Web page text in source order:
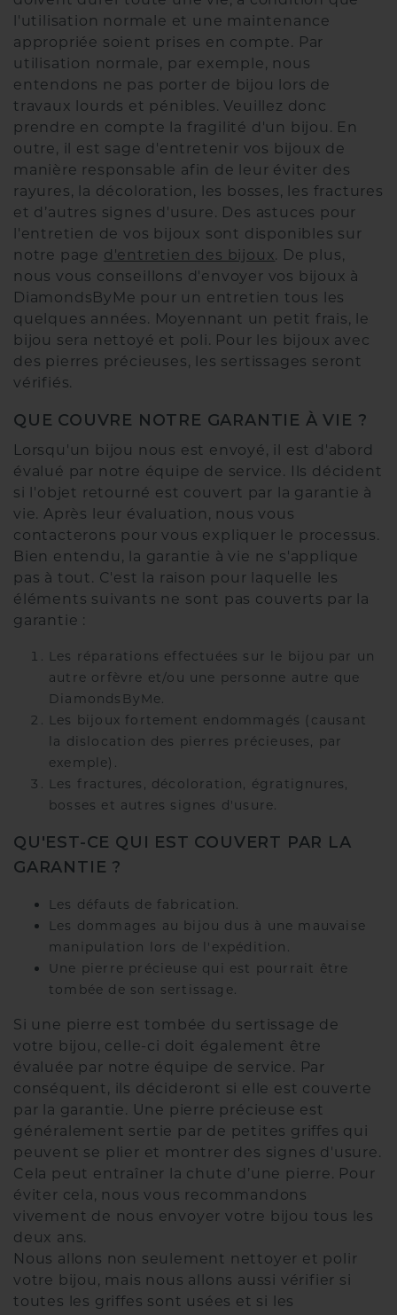
l'utilisation normale et une maintenance
appropriée soient prises en compte. Par
utilisation normale, par exemple, nous
entendons ne pas porter de bijou lors de
travaux lourds et pénibles. Veuillez donc
prendre en compte la fragilité d'un bijou. En
outre, il est sage d'entretenir vos bijoux de
manière responsable afin de leur éviter des
rayures, la décoloration, les bosses, les fractures
et d’autres signes d'usure. Des astuces pour
l'entretien de vos bijoux sont disponibles sur
notre page d'entretien des bijoux. De plus,
nous vous conseillons d'envoyer vos bijoux à
DiamondsByMe pour un entretien tous les
quelques années. Moyennant un petit frais, le
bijou sera nettoyé et poli. Pour les bijoux avec
des pierres précieuses, les sertissages seront
vérifiés.
QUE COUVRE NOTRE GARANTIE À VIE ?
Lorsqu'un bijou nous est envoyé, il est d'abord
évalué par notre équipe de service. Ils décident
si l'objet retourné est couvert par la garantie à
vie. Après leur évaluation, nous vous
contacterons pour vous expliquer le processus.
Bien entendu, la garantie à vie ne s'applique
pas à tout. C'est la raison pour laquelle les
éléments suivants ne sont pas couverts par la
garantie :
Les réparations effectuées sur le bijou par un
autre orfèvre et/ou une personne autre que
DiamondsByMe.
Les bijoux fortement endommagés (causant
la dislocation des pierres précieuses, par
exemple).
Les fractures, décoloration, égratignures,
bosses et autres signes d'usure.
QU'EST-CE QUI EST COUVERT PAR LA
GARANTIE ?
Les défauts de fabrication.
Les dommages au bijou dus à une mauvaise
manipulation lors de l'expédition.
Une pierre précieuse qui est pourrait être
tombée de son sertissage.
Si une pierre est tombée du sertissage de
votre bijou, celle-ci doit également être
évaluée par notre équipe de service. Par
conséquent, ils décideront si elle est couverte
par la garantie. Une pierre précieuse est
généralement sertie par de petites griffes qui
peuvent se plier et montrer des signes d'usure.
Cela peut entraîner la chute d’une pierre. Pour
éviter cela, nous vous recommandons
vivement de nous envoyer votre bijou tous les
deux ans.
Nous allons non seulement nettoyer et polir
votre bijou, mais nous allons aussi vérifier si
toutes les griffes sont usées et si les